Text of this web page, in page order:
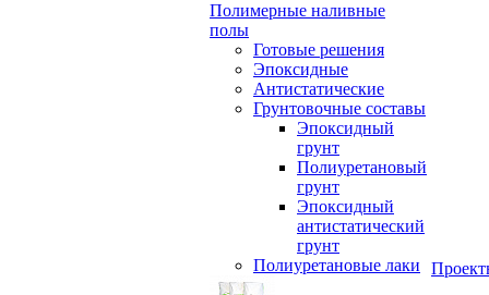
Полимерные наливные
полы
Готовые решения
Эпоксидные
Антистатические
Грунтовочные составы
Эпоксидный
грунт
Полиуретановый
грунт
Эпоксидный
антистатический
грунт
Полиуретановые лаки